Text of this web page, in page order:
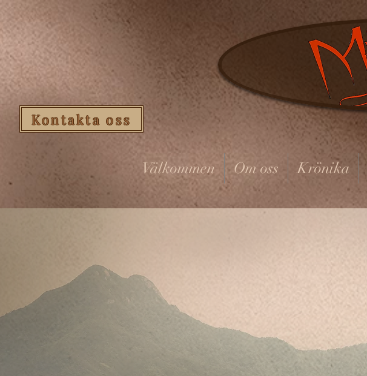
Välkommen Om oss Krönika
Kontakta oss